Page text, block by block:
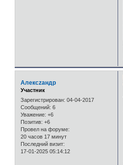
Алексzандр
Участник
Зарегистрирован: 04-04-2017
Сообщений: 6
Уважение: +6
Позитив: +6
Провел на форуме:
20 часов 17 минут
Последний визит:
17-01-2025 05:14:12